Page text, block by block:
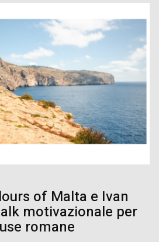
of Malta e Ivan
motivazionale per
romane